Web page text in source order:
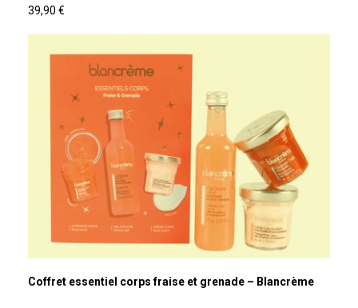
39,90 €
Coffret essentiel corps fraise et grenade – Blancrème